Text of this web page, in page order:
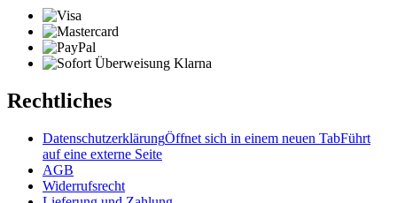
Rechtliches
DatenschutzerklärungÖffnet sich in einem neuen TabFührt
auf eine externe Seite
AGB
Widerrufsrecht